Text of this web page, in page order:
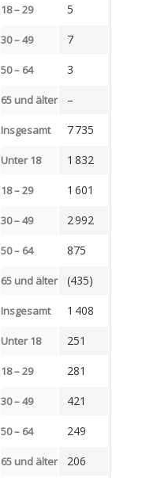
18 – 29 5
30 – 49 7
50 – 64 3
65 und älter –
Insgesamt 7 735
Unter 18 1 832
18 – 29 1 601
30 – 49 2 992
50 – 64 875
65 und älter (435)
Insgesamt 1 408
Unter 18 251
18 – 29 281
30 – 49 421
50 – 64 249
65 und älter 206